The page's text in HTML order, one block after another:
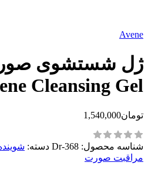
Avene
ژل شستشوی
Cleansing Gel
تومان1,540,000
شناسه محصول: Dr-368 دسته:
مراقبت صورت